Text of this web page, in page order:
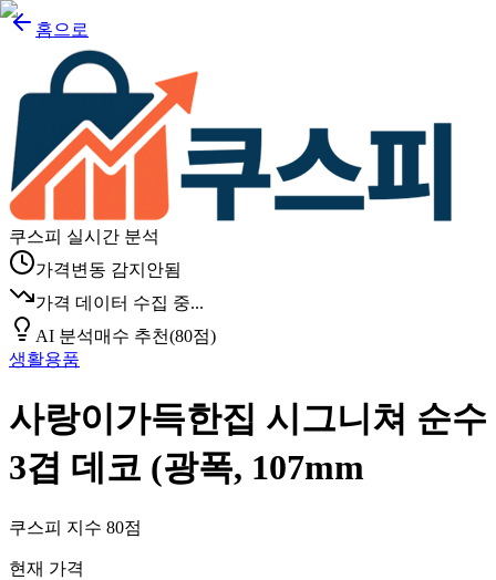
홈으로
쿠스피 실시간 분석
가격변동 감지안됨
가격 데이터 수집 중...
AI 분석매수 추천(80점)
생활용품
사랑이가득한집 시그니쳐 순수
3겹 데코 (광폭, 107mm
쿠스피 지수 80점
현재 가격